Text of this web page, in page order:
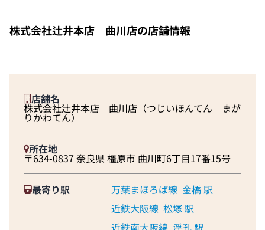
株式会社辻井本店 曲川店の店舗情報
店舗名
株式会社辻井本店 曲川店（つじいほんてん まが
りかわてん）
所在地
〒634-0837 奈良県 橿原市 曲川町6丁目17番15号
最寄り駅 万葉まほろば線 金橋 駅
近鉄大阪線 松塚 駅
近鉄南大阪線 浮孔 駅